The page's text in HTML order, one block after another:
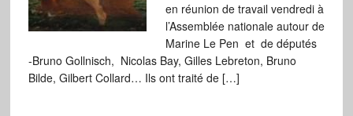
en réunion de travail vendredi à
l’Assemblée nationale autour de
Marine Le Pen et de députés
-Bruno Gollnisch, Nicolas Bay, Gilles Lebreton, Bruno
Bilde, Gilbert Collard… Ils ont traité de […]